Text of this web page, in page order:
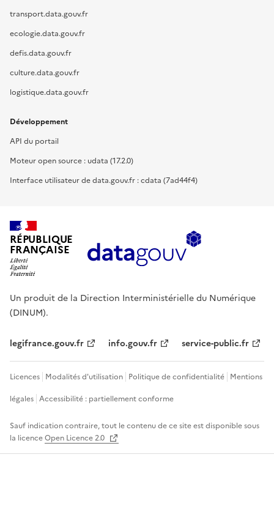
transport.data.gouv.fr
ecologie.data.gouv.fr
defis.data.gouv.fr
culture.data.gouv.fr
logistique.data.gouv.fr
Développement
API du portail
Moteur open source : udata (17.2.0)
Interface utilisateur de data.gouv.fr : cdata (7ad44f4)
RÉPUBLIQUE
FRANÇAISE
Un produit de la Direction Interministérielle du Numérique
(DINUM).
legifrance.gouv.fr info.gouv.fr service-public.fr
Licences Modalités d'utilisation Politique de confidentialité Mentions
légales Accessibilité : partiellement conforme
Sauf indication contraire, tout le contenu de ce site est disponible sous
la licenceOpen Licence 2.0